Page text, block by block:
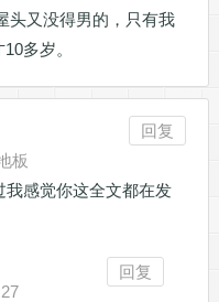
头又没得男的，只有我
多岁。
回复
板
感觉你这全文都在发
回复